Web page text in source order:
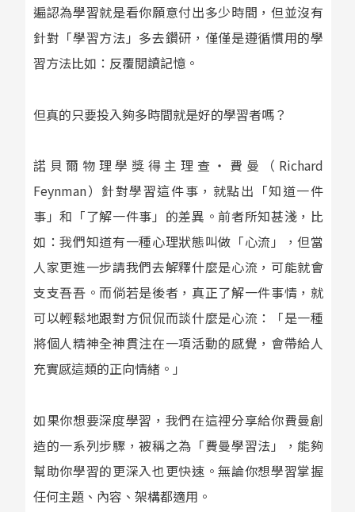
遍認為學習就是看你願意付出多少時間，但並沒有
針對「學習方法」多去鑽研，僅僅是遵循慣用的學
習方法比如：反覆閱讀記憶。
但真的只要投入夠多時間就是好的學習者嗎？
諾貝爾物理學獎得主理查・費曼（Richard
Feynman）針對學習這件事，就點出「知道一件
事」和「了解一件事」的差異。前者所知甚淺，比
如：我們知道有一種心理狀態叫做「心流」，但當
人家更進一步請我們去解釋什麼是心流，可能就會
支支吾吾。而倘若是後者，真正了解一件事情，就
可以輕鬆地跟對方侃侃而談什麼是心流：「是一種
將個人精神全神貫注在一項活動的感覺，會帶給人
充實感這類的正向情緒。」
如果你想要深度學習，我們在這裡分享給你費曼創
造的一系列步驟，被稱之為「費曼學習法」，能夠
幫助你學習的更深入也更快速。無論你想學習掌握
任何主題、內容、架構都適用。